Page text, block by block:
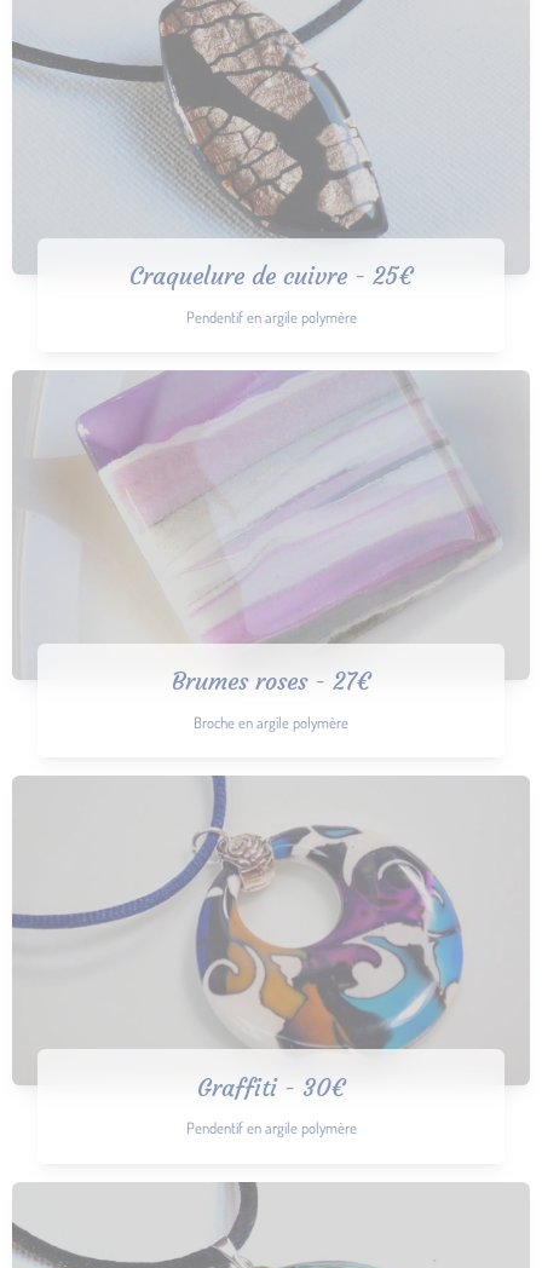
Craquelure de cuivre - 25€
Pendentif en argile polymère
Brumes roses - 27€
Broche en argile polymère
Graffiti - 30€
Pendentif en argile polymère